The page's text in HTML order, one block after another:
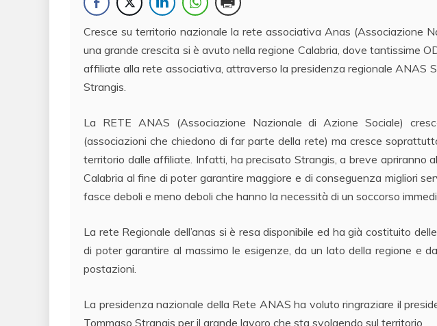
Cresce su territorio nazionale la rete associativa Anas (Associazione
una grande crescita si è avuto nella regione Calabria, dove tantissime
affiliate alla rete associativa, attraverso la presidenza regionale ANAS
Strangis.
La RETE ANAS (Associazione Nazionale di Azione Sociale)
(associazioni che chiedono di far parte della rete) ma cresce
territorio dalle affiliate. Infatti, ha precisato Strangis, a breve apriranno
Calabria al fine di poter garantire maggiore e di conseguenza migliori
fasce deboli e meno deboli che hanno la necessità di un soccorso
La rete Regionale dell’anas si è resa disponibile ed ha già costituito
di poter garantire al massimo le esigenze, da un lato della regione e
postazioni.
La presidenza nazionale della Rete ANAS ha voluto ringraziare il
Tommaso Strangis per il grande lavoro che sta svolgendo sul territorio.